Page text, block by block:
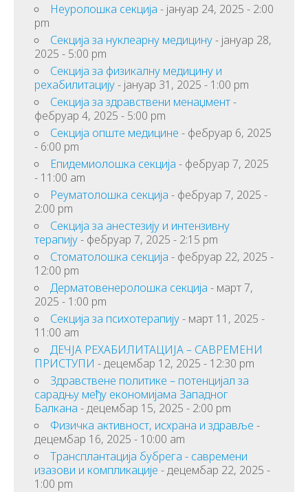
Неуролошка секција - јануар 24, 2025 - 2:00
pm
Секција за нуклеарну медицину- јануар 28,
2025 - 5:00 pm
Секција за физикалну медицину и
рехабилитацију- јануар 31, 2025 - 1:00 pm
Секцијa за здравствени менаџмент-
фебруар 4, 2025 - 5:00 pm
Секција опште медицине - фебруар 6, 2025
- 6:00 pm
Епидемиолошка секција - фебруар 7, 2025
- 11:00 am
Реуматолошка секција - фебруар 7, 2025 -
2:00 pm
Секција за анестезију и интензивну
терапију- фебруар 7, 2025 - 2:15 pm
Стоматолошка секција - фебруар 22, 2025 -
12:00 pm
Дeрмaтoвeнeрoлoшкa сeкциja - март 7,
2025 - 1:00 pm
Секција за психотерапију- март 11, 2025 -
11:00 am
ДЕЧЈА РЕХАБИЛИТАЦИЈА – САВРЕМЕНИ
ПРИСТУПИ - децембар 12, 2025 - 12:30 pm
Здравствене политике – потенцијал за
сарадњу међу економијама Западног
Балкана - децембар 15, 2025 - 2:00 pm
Физичка активност, исхрана и здравље -
децембар 16, 2025 - 10:00 am
Трансплантација бубрега - савремени
изазови и компликације - децембар 22, 2025 -
1:00 pm